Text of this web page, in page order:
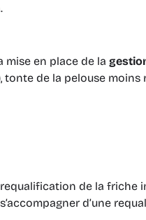
mise en place de la
de la pelouse moins
requalification de la
d’une